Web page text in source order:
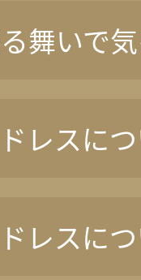
舞いで
レスに
レスに